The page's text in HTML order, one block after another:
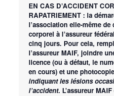
EN CAS D’ACCIDENT
RAPATRIEMENT : la
l’association elle-même
corporel à l’assureur
cinq jours. Pour cela,
l’assureur MAIF, joindre
licence (ou à défaut, le
en cours) et une
indiquant les lésions
l’accident. L’assureur